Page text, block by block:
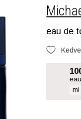
eau de
mi